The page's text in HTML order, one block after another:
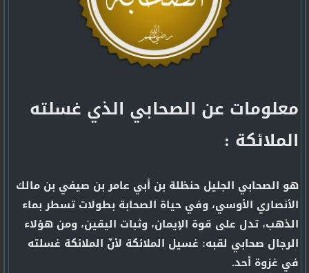
معلومات عن الصحابي الذي غسلته
الملائكة :
هو الصحابي الجليل حنظلة بن أبي عامر بن صيفي بن مالك
الأنصاري الأوسي، وفي حياة الصحابة بطولات تسطر بماء
الذهب، تدل على قوة الإيمان، وثبات اليقين، ومن هؤلاء
الرجال صحابي لقبه: غسيل الملائكة لأنّ الملائكة غسلته
في غزوة أحد.